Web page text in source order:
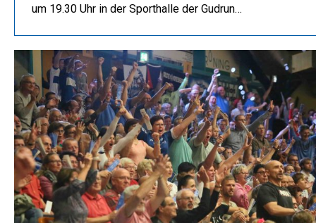
um 19.30 Uhr in der Sporthalle der Gudrun…